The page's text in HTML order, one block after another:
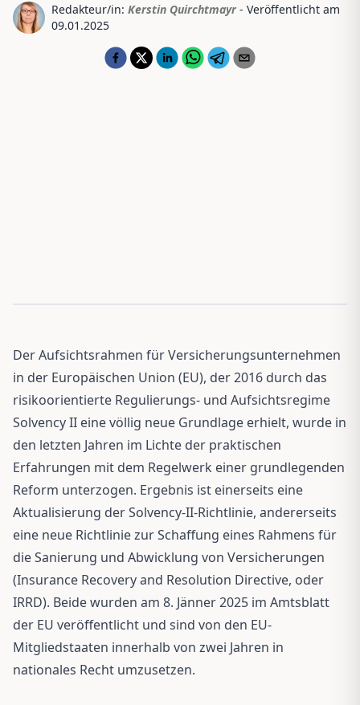
Redakteur/in: Kerstin Quirchtmayr - Veröffentlicht am
09.01.2025
Der Aufsichtsrahmen für Versicherungsunternehmen
in der Europäischen Union (EU), der 2016 durch das
risikoorientierte Regulierungs- und Aufsichtsregime
Solvency II eine völlig neue Grundlage erhielt, wurde in
den letzten Jahren im Lichte der praktischen
Erfahrungen mit dem Regelwerk einer grundlegenden
Reform unterzogen. Ergebnis ist einerseits eine
Aktualisierung der Solvency-II-Richtlinie, andererseits
eine neue Richtlinie zur Schaffung eines Rahmens für
die Sanierung und Abwicklung von Versicherungen
(Insurance Recovery and Resolution Directive, oder
IRRD). Beide wurden am 8. Jänner 2025 im Amtsblatt
der EU veröffentlicht und sind von den EU-
Mitgliedstaaten innerhalb von zwei Jahren in
nationales Recht umzusetzen.